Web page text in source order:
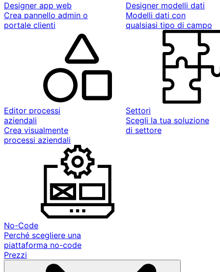
Designer app web
Crea pannello admin o
portale clienti
Designer modelli dati
Modelli dati con
qualsiasi tipo di campo
Editor processi
aziendali
Crea visualmente
processi aziendali
Settori
Scegli la tua soluzione
di settore
No-Code
Perché scegliere una
piattaforma no-code
Prezzi